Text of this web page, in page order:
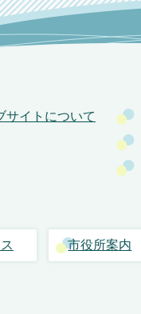
サイトについて
市役所案内